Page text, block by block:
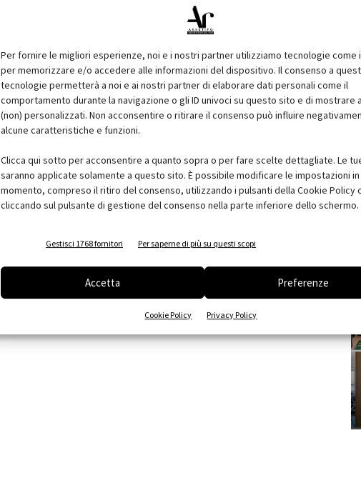
Per fornire le migliori esperienze, noi e i nostri partner utilizziamo tecnologie come
per memorizzare e/o accedere alle informazioni del dispositivo. Il consenso a
tecnologie permetterà a noi e ai nostri partner di elaborare dati personali come il
comportamento durante la navigazione o gli ID univoci su questo sito e di mostrare
(non) personalizzati. Non acconsentire o ritirare il consenso può influire
alcune caratteristiche e funzioni.
Clicca qui sotto per acconsentire a quanto sopra o per fare scelte dettagliate. Le
saranno applicate solamente a questo sito. È possibile modificare le impostazioni in
momento, compreso il ritiro del consenso, utilizzando i pulsanti della Cookie Policy
cliccando sul pulsante di gestione del consenso nella parte inferiore dello schermo.
Gestisci 1768 fornitori Per saperne di più su questi scopi
Accetta Preferenze
Cookie Policy Privacy Policy